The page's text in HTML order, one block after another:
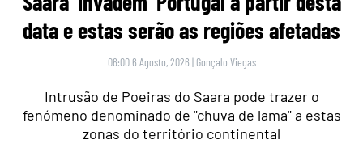
data e estas serão as regiões afetadas
06:00 6 Agosto, 2026 | Gonçalo Viegas
Intrusão de Poeiras do Saara pode trazer o
fenómeno denominado de "chuva de lama" a estas
zonas do território continental